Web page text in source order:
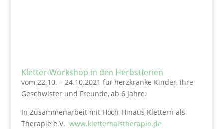
Kletter-Workshop in den Herbstferien
vom 22.10. – 24.10.2021 für herzkranke Kinder, ihre
Geschwister und Freunde, ab 6 Jahre.
In Zusammenarbeit mit Hoch-Hinaus Klettern als
Therapie e.V. www.kletternalstherapie.de